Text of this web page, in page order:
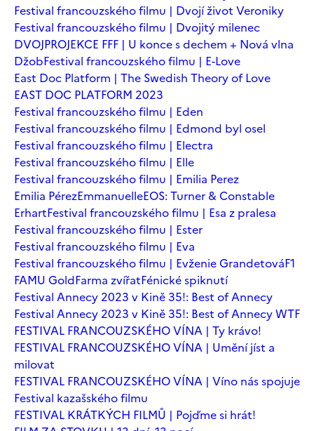
Festival francouzského filmu | Dvojí život Veroniky
Festival francouzského filmu | Dvojitý milenec
DVOJPROJEKCE FFF | U konce s dechem + Nová vlna
DžobFestival francouzského filmu | E-Love
East Doc Platform | The Swedish Theory of Love
EAST DOC PLATFORM 2023
Festival francouzského filmu | Eden
Festival francouzského filmu | Edmond byl osel
Festival francouzského filmu | Electra
Festival francouzského filmu | Elle
Festival francouzského filmu | Emilia Perez
Emilia PérezEmmanuelleEOS: Turner & Constable
ErhartFestival francouzského filmu | Esa z pralesa
Festival francouzského filmu | Ester
Festival francouzského filmu | Eva
Festival francouzského filmu | Evženie GrandetováF1
FAMU GoldFarma zvířatFénické spiknutí
Festival Annecy 2023 v Kině 35!: Best of Annecy
Festival Annecy 2023 v Kině 35!: Best of Annecy WTF
FESTIVAL FRANCOUZSKÉHO VÍNA | Ty krávo!
FESTIVAL FRANCOUZSKÉHO VÍNA | Umění jíst a
milovat
FESTIVAL FRANCOUZSKÉHO VÍNA | Víno nás spojuje
Festival kazašského filmu
FESTIVAL KRÁTKÝCH FILMŮ | Pojďme si hrát!